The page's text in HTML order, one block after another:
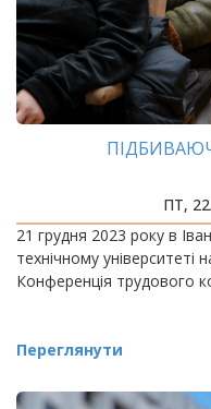
ПТ,
21 грудня 2023 року в
технічному університеті
Конференція трудового
Переглянути